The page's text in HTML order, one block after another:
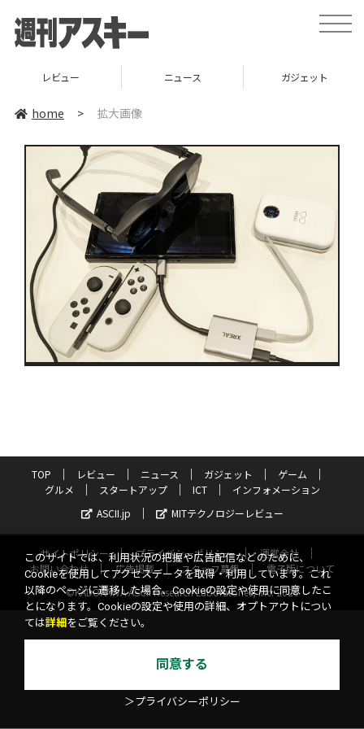
toggle
レビュー ニュース ガジェット
home > 拡大画像
TOP レビュー ニュース ガジェット
ゲーム
グルメ
スタートアップ ICT
インフォメーション
ASCII.jp
MITテクノロジーレビュー
サイトポリシー プライバシーポリシー
運営会社
お問い合わせ
広告掲載 スタッフ募集
電子版について
©KADOKAWA ASCII Research Laboratories, Inc. 2026
このサイトでは、利用状況の把握や広告配信などのために、
Cookieを使用してアクセスデータを取得・利用しています。これ
以降のページに遷移した場合、Cookieの設定や使用に同意したこ
とになります。Cookieの設定や使用の詳細、オプトアウトについ
ては詳細 をご覧ください。
同意する
＞プライバシーポリシー